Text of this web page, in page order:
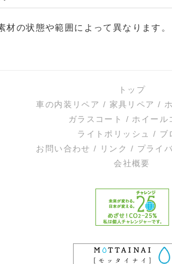
材の状態や範囲によって異なります。
トップ
車の内装リペア / 家具リペア /
ガラスコート
/ ホイール
ライトポリッシュ
/ ブ
お問い合わせ / リンク / プライ
会社概要